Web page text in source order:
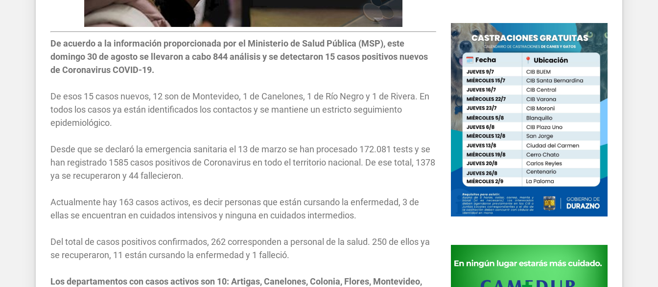
De acuerdo a la información proporcionada por el Ministerio de Salud Pública (MSP), este
domingo 30 de agosto se llevaron a cabo 844 análisis y se detectaron 15 casos positivos nuevos
de Coronavirus COVID-19.
De esos 15 casos nuevos, 12 son de Montevideo, 1 de Canelones, 1 de Río Negro y 1 de Rivera. En
todos los casos ya están identificados los contactos y se mantiene un estricto seguimiento
epidemiológico.
Desde que se declaró la emergencia sanitaria el 13 de marzo se han procesado 172.081 tests y se
han registrado 1585 casos positivos de Coronavirus en todo el territorio nacional. De ese total, 1378
ya se recuperaron y 44 fallecieron.
Actualmente hay 163 casos activos, es decir personas que están cursando la enfermedad, 3 de
ellas se encuentran en cuidados intensivos y ninguna en cuidados intermedios.
Del total de casos positivos confirmados, 262 corresponden a personal de la salud. 250 de ellos ya
se recuperaron, 11 están cursando la enfermedad y 1 falleció.
Los departamentos con casos activos son 10: Artigas, Canelones, Colonia, Flores, Montevideo,